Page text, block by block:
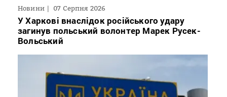
Новини 07 Серпня 2026
У Харкові внаслідок російського удару
загинув польський волонтер Марек Русек-
Вольський